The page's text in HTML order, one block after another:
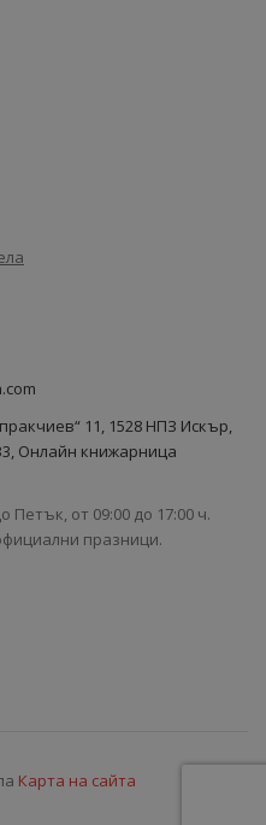
11, 1528 НПЗ Искър,
Онлайн книжарница
от 09:00 до 17:00 ч.
празници.
Карта на сайта